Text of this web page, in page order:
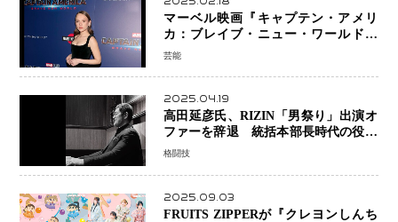
マーベル映画『キャプテン・アメリ
カ：ブレイブ・ニュー・ワールド』
新ブラック・ウィドウ役のシラ・ハー
芸能
2025.04.19
高田延彦氏、RIZIN「男祭り」出演オ
ファーを辞退 統括本部長時代の役目
「すでに終えています」と明言
格闘技
2025.09.03
FRUITS ZIPPERが『クレヨンしんち